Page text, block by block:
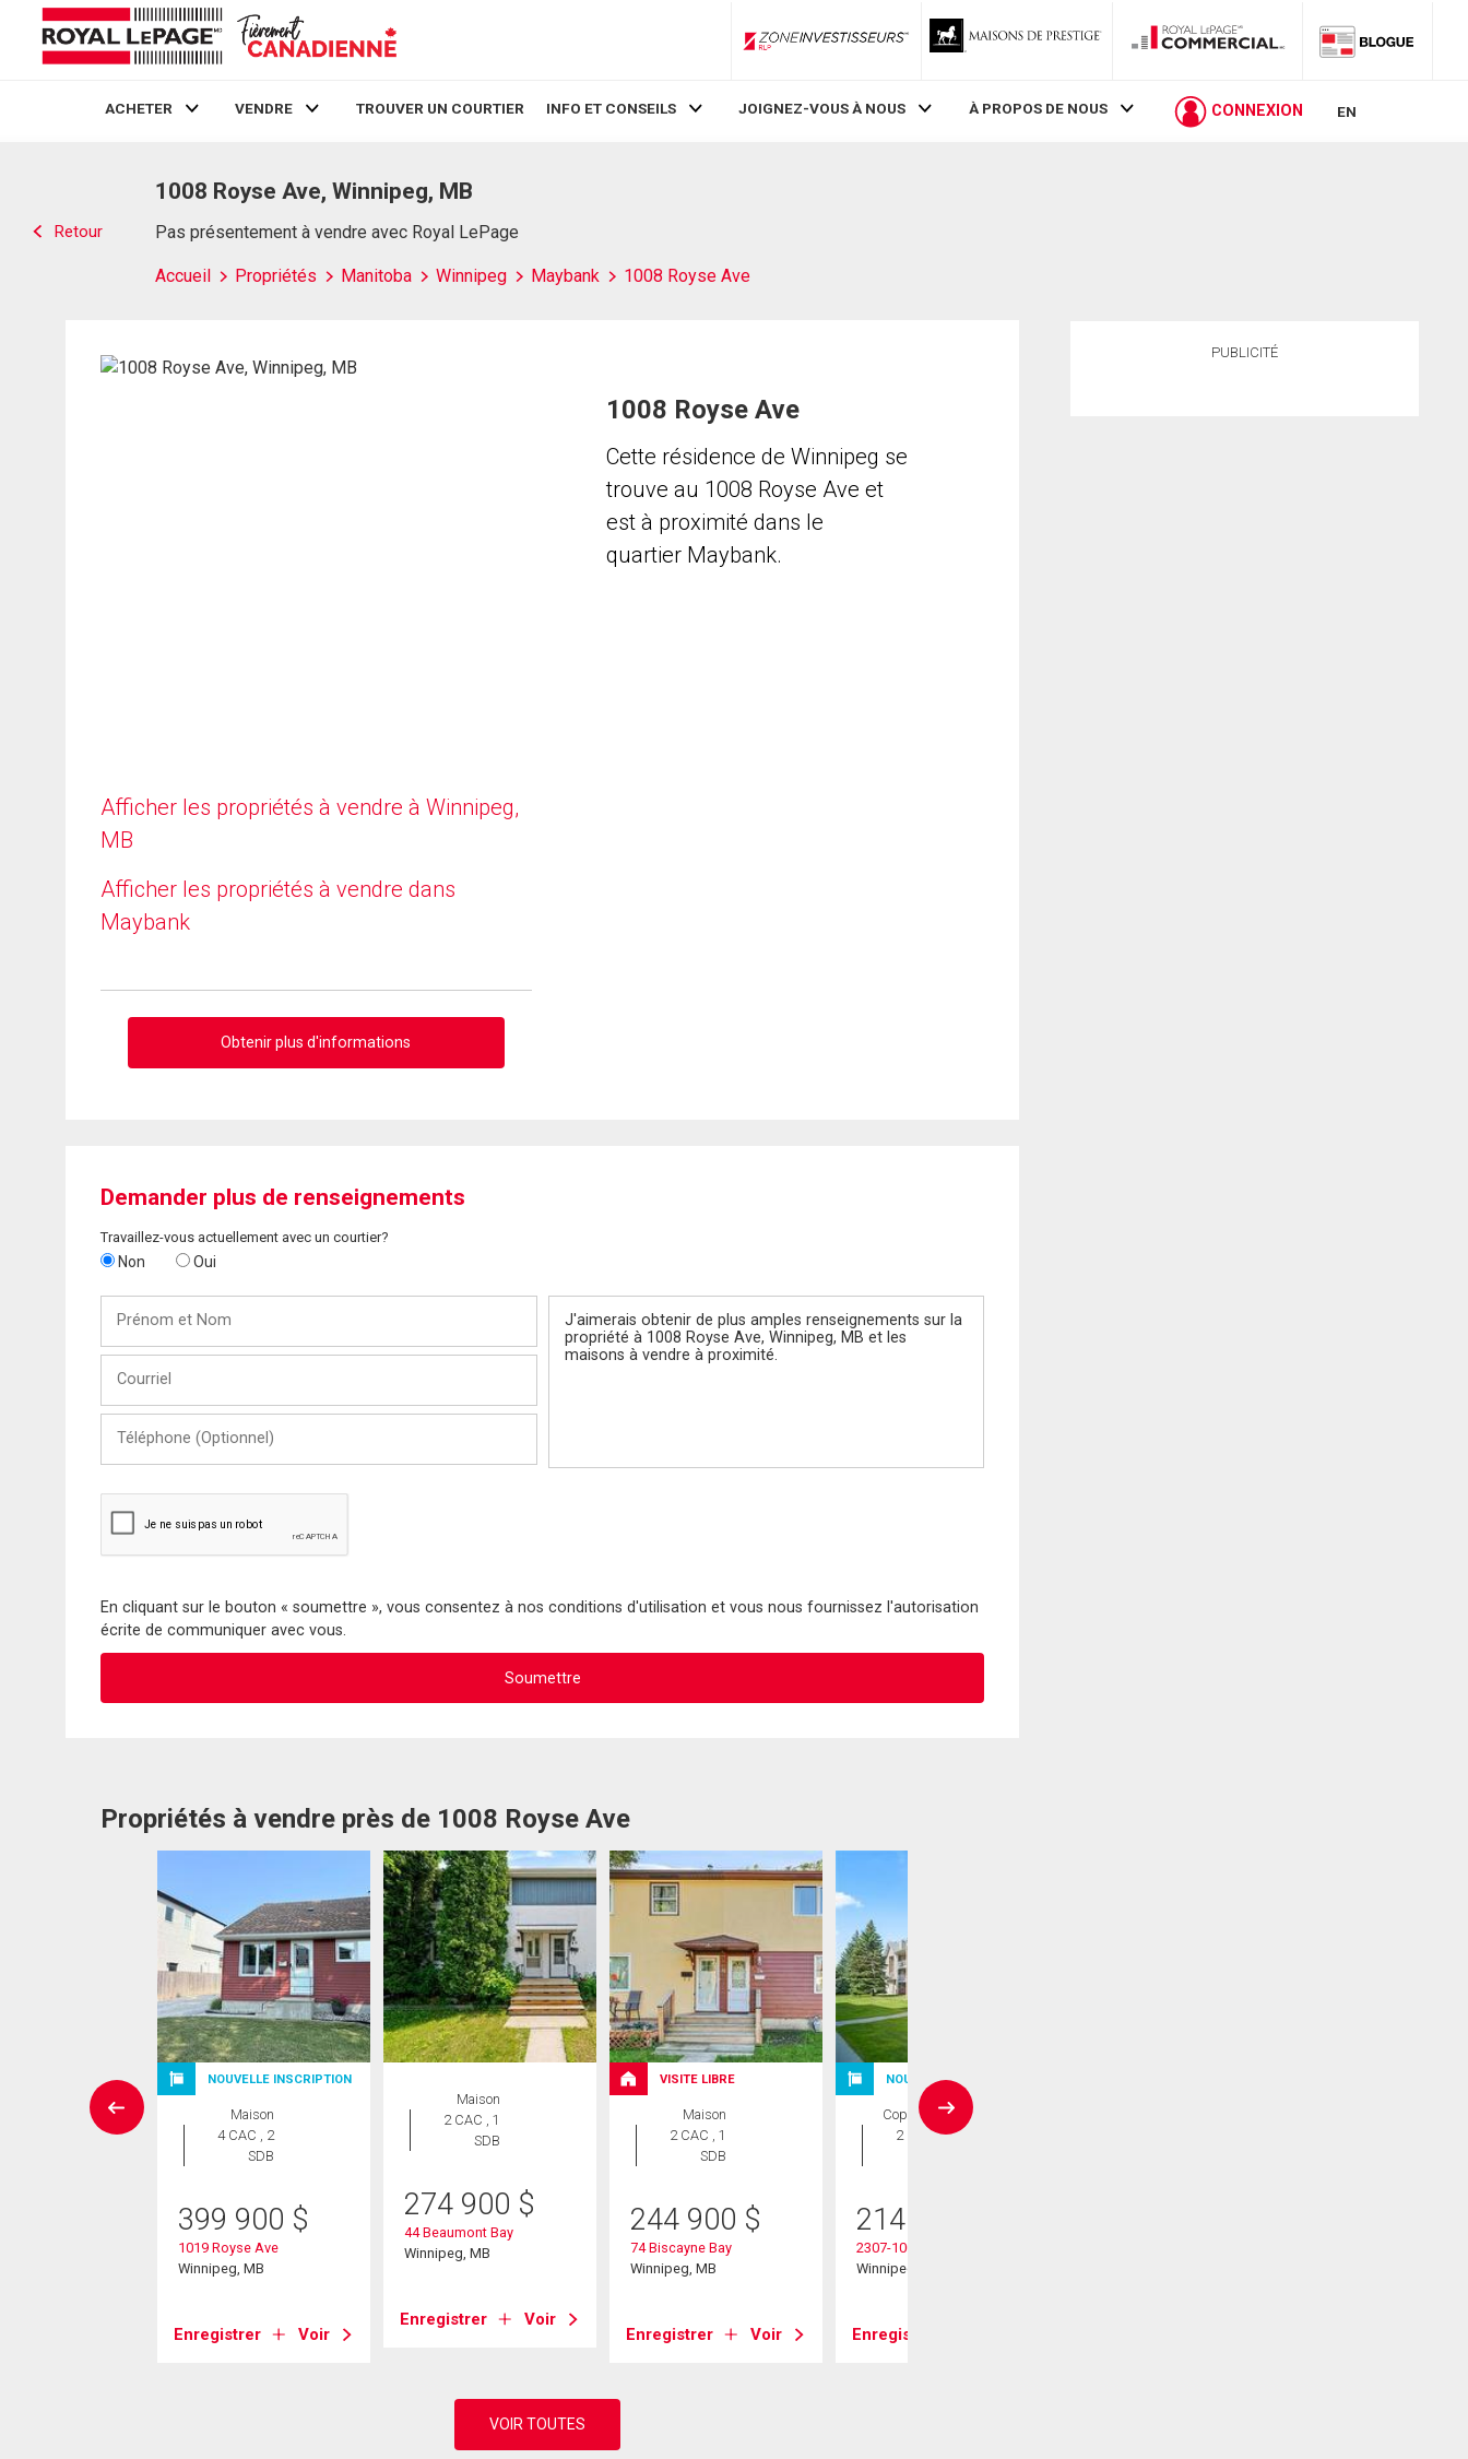
ZoneInvestisseurs RLP
ACHETER VENDRE TROUVER UN COURTIER INFO ET CONSEILS JOIGNEZ-VOUS À NOUS À PROPOS DE NOUS CONNEXION EN
Retour
1008 Royse Ave, Winnipeg, MB
Pas présentement à vendre avec Royal LePage
Accueil Propriétés Manitoba Winnipeg Maybank 1008 Royse Ave
Afficher les propriétés à vendre à Winnipeg,
MB
Afficher les propriétés à vendre dans
Maybank
Obtenir plus d'informations
1008 Royse Ave
Cette résidence de Winnipeg se
trouve au 1008 Royse Ave et
est à proximité dans le
quartier Maybank.
Demander plus de renseignements
Travaillez-vous actuellement avec un courtier?
Non Oui
Nom
(Optionnel)
En cliquant sur le bouton « soumettre », vous consentez à nos conditions d'utilisation et vous nous fournissez l'autorisation
écrite de communiquer avec vous.
Propriétés à vendre près de 1008 Royse Ave
INSCRIPTION NOUVELLE INSCRIPTION
Maison
4 CAC , 2
SDB
399 900 $
1019 Royse Ave
Winnipeg, MB
Enregistrer Voir
Maison
2 CAC , 1
SDB
274 900 $
44 Beaumont Bay
Winnipeg, MB
Enregistrer Voir
VISITE LIBRE
Maison
2 CAC , 1
SDB
244 900 $
74 Biscayne Bay
Winnipeg, MB
Enregistrer Voir
NOUVELLE INSCRIPTION
Copropriété
2 CAC , 2
214 900
2307-100 Plaza Dr
Winnipeg, MB
Enregistrer
PUBLICITÉ